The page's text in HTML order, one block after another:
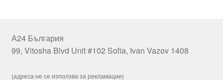
А24 България
99, Vitosha Blvd Unit #102 Sofia, Ivan Vazov 1408
(адреса не се използва за рекламации)